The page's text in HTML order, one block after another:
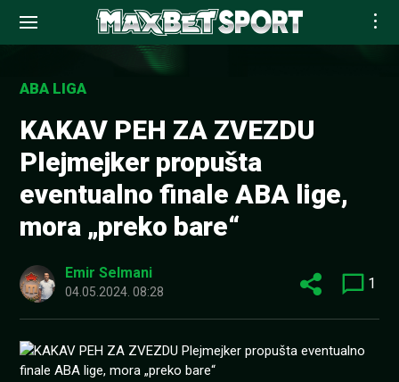
content
ABA LIGA
KAKAV PEH ZA ZVEZDU
Plejmejker propušta
eventualno finale ABA lige,
mora „preko bare“
Emir Selmani
04.05.2024. 08:28 1